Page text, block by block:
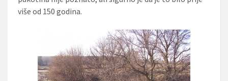
više od 150 godina.